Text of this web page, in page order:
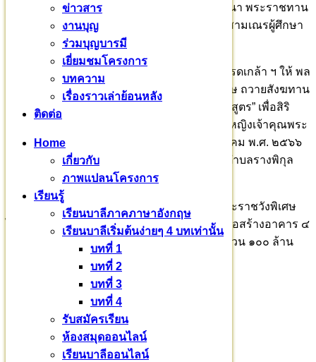
ข่าวสาร
งานบุญ
ร่วมบุญบารมี
เยี่ยมชมโครงการ
บทความ
เรื่องราวเล่าย้อนหลัง
ติดต่อ
Home
เกี่ยวกับ
ภาพแปลนโครงการ
เรียนรู้
เรียนบาลีภาคภาษาอังกฤษ
เรียนบาลีเริ่มต้นง่ายๆ 4 บทเท่านั้น
บทที่ 1
บทที่ 2
บทที่ 3
บทที่ 4
รับสมัครเรียน
ห้องสมุดออนไลน์
เรียนบาลีออนไลน์
ศาสนา เพื่อความยั่งยืนมั่นคงแห่งพระพุทธศาสนา พระราชทาน
พระราชทรัพย์เป็นจำนวนมากอุปถัมภ์พระสงฆ์สามเณรผู้ศึกษา
พระบาทสมเด็จพระเจ้าอยู่หัว ทรงพระกรุณาโปรดเกล้า ฯ ให้ พล
เอกศิวะ ภระมรทัต ประจำสำนักพระราชวังพิเศษ ถวายสังฆทาน
ในพิธีสวดสาธยายบาลีมหาไวยากรณ์ “กัจจายนสูตร” เพื่อสิริ
พิพัฒนอายุวัฒนมงคล วาระคล้ายวันเกิด พลตรีหญิงเจ้าคุณพระ
สินีนาฏ พิลาสกัลยาณี วันพฤหัสบดี ที่ ๒๖ มกราคม พ.ศ. ๒๕๖๖
ณ มหาวชิราลงกรณบาลีเถรวาทราชวิทยาลัย ตำบลรางพิกุล
อำเภอกำแพงแสน จังหวัดนครปฐม
ในการนี้ พลเอกศิวะ ภระมรทัต ประจำสำนักพระราชวังพิเศษ
ได้เมตตาเป็นประธานในพิธีลงนามสัญญาการก่อสร้างอาคาร ๔
หลัง และงานภูมิทัศน์ ด้วยทุนพระราชทาน จำนวน ๑๐๐ ล้าน
๑. อาคารหอสมุดและเทคโนโลยีสารสนเทศ
๒. อาคารเรียนรวม
๓. อาคารหอฉัน